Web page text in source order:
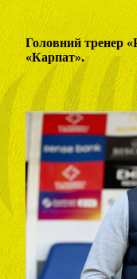
Головний тренер
«Карпат».